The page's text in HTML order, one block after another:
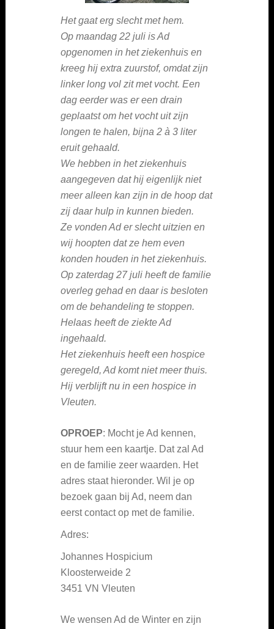
Het gaat erg slecht met hem.
Op maandag 22 juli is Ad
opgenomen in het ziekenhuis en
kreeg hij extra zuurstof, omdat zijn
linker long vol zit met vocht. Een
dag eerder was er een drain
geplaatst om het vocht uit zijn
longen te halen, bijna 2 à 3 liter
eruit gehaald.
We hebben in het ziekenhuis
aangegeven dat hij eigenlijk niet
meer alleen kan zijn in de hoop dat
zij daar hulp in kunnen bieden.
Ze vonden Ad er slecht uitzien en
wij hoopten dat ze hem even
konden houden in het ziekenhuis.
Op zaterdag 27 juli heeft de familie
overleg gehad en daar is besloten
om de behandeling te stoppen.
Helaas heeft de ziekte Ad
ingehaald.
Het ziekenhuis heeft een hospice
geregeld, Ad komt niet meer thuis.
Hij verblijft nu in een hospice in
Vleuten.
OPROEP: Mocht je Ad kennen,
stuur hem een kaartje. Dat zal Ad
en de familie zeer waarden. Het
adres staat hieronder. Wil je op
bezoek gaan bij Ad, neem dan
eerst contact op met de familie.
Adres:
Johannes Hospicium
Kloosterweide 2
3451 VN Vleuten
We wensen Ad de Winter en zijn